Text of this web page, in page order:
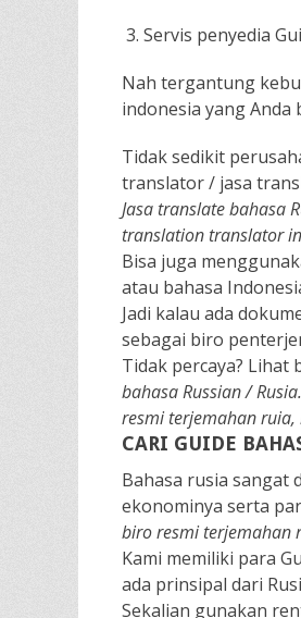
Servis penyedia
Nah tergantung
indonesia yang
Tidak sedikit
translator / jasa
Jasa translate bahasa
translation translator
Bisa juga
atau bahasa
Jadi kalau ada
sebagai biro
Tidak percaya?
bahasa Russian / Rusia.
resmi terjemahan
CARI GUIDE
Bahasa rusia sangat
ekonominya serta
biro resmi terjemahan
Kami memiliki para
ada prinsipal dari
Sekalian gunakan